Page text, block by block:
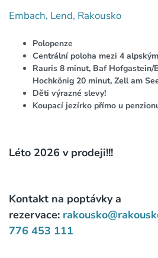
Embach, Lend, Rakousko
Polopenze
Centrální poloha mezi 4
Rauris 8 minut, Baf Hofgastein/
Hochkönig 20 minut, Zell am
Děti výrazné slevy!
Koupací jezírko přímo u
Léto 2026 v prodeji!!!
Kontakt na poptávky a
rezervace:
776 453 111